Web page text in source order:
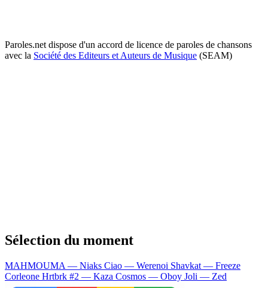
Paroles.net dispose d'un accord de licence de paroles de chansons
avec la Société des Editeurs et Auteurs de Musique (SEAM)
Sélection du moment
MAHMOUMA — Niaks Ciao — Werenoi Shavkat — Freeze
Corleone Hrtbrk #2 — Kaza Cosmos — Oboy Joli — Zed